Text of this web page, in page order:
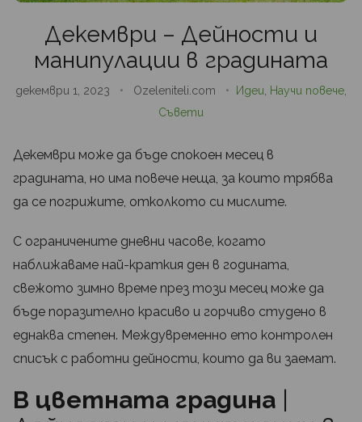
Декември – Дейности и
манипулации в градината
декември 1, 2023 • Ozeleniteli.com • Идеи, Научи повече,
Съвети
Декември може да бъде спокоен месец в
градината, но има повече неща, за които трябва
да се погрижите, отколкото си мислите.
С ограничените дневни часове, когато
наближаваме най-краткия ден в годината,
свежото зимно време през този месец може да
бъде поразително красиво и горчиво студено в
еднаква степен. Междувременно ето контролен
списък с работни дейности, които да ви заемат.
В цветната градина